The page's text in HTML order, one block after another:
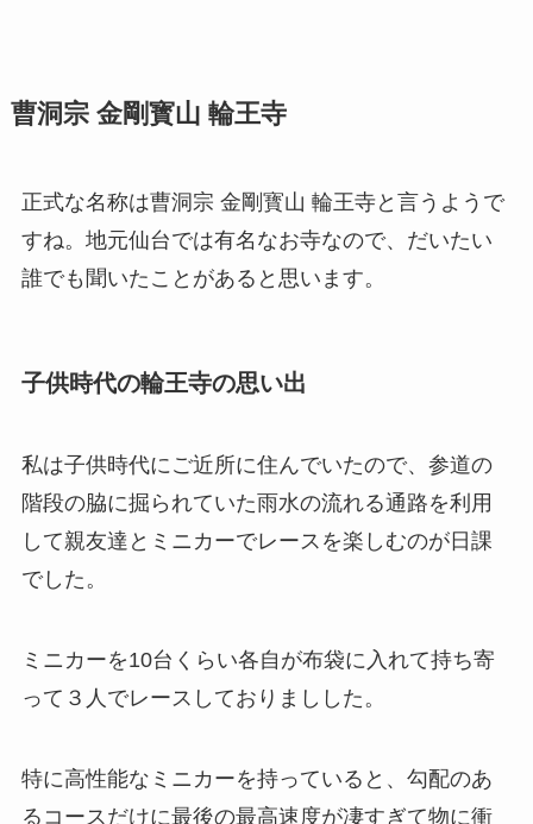
曹洞宗 金剛寳山 輪王寺
正式な名称は曹洞宗 金剛寳山 輪王寺と言うようで
すね。地元仙台では有名なお寺なので、だいたい
誰でも聞いたことがあると思います。
子供時代の輪王寺の思い出
私は子供時代にご近所に住んでいたので、参道の
階段の脇に掘られていた雨水の流れる通路を利用
して親友達とミニカーでレースを楽しむのが日課
でした。
ミニカーを10台くらい各自が布袋に入れて持ち寄
って３人でレースしておりましした。
特に高性能なミニカーを持っていると、勾配のあ
るコースだけに最後の最高速度が凄すぎて物に衝